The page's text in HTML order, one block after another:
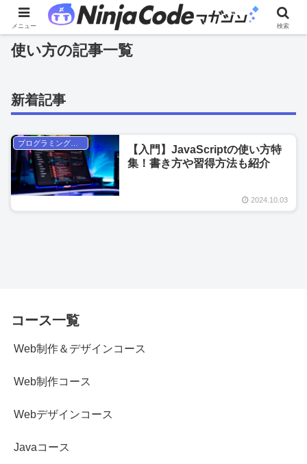
使い方の記事一覧
新着記事
プログラミング言語の辞書
【入門】JavaScriptの使い方特
集！書き方や習得方法も紹介
2024.10.03
コース一覧
Web制作＆デザインコース
Web制作コース
Webデザインコース
Javaコース
メニュー 検索